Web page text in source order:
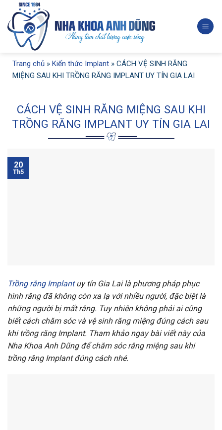
content
Trang chủ » Kiến thức Implant » CÁCH VỆ SINH RĂNG
MIỆNG SAU KHI TRỒNG RĂNG IMPLANT UY TÍN GIA LAI
CÁCH VỆ SINH RĂNG MIỆNG SAU KHI
TRỒNG RĂNG IMPLANT UY TÍN GIA LAI
20
Th5
Trồng răng Implantuy tín Gia Lai là phương pháp phục
hình răng đã không còn xa lạ với nhiều người, đặc biệt là
những người bị mất răng. Tuy nhiên không phải ai cũng
biết cách chăm sóc và vệ sinh răng miệng đúng cách sau
khi trồng răng Implant. Tham khảo ngay bài viết này của
Nha Khoa Anh Dũng để chăm sóc răng miệng sau khi
trồng răng Implant đúng cách nhé.